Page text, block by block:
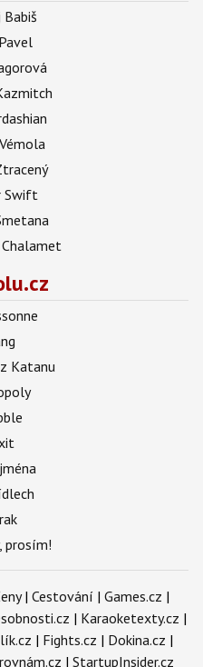
Babiš
Swift
Katanu
prosím!
| Cestování | Games.cz |
| Karaoketexty.cz |
| Fights.cz | Dokina.cz |
| StartupInsider.cz